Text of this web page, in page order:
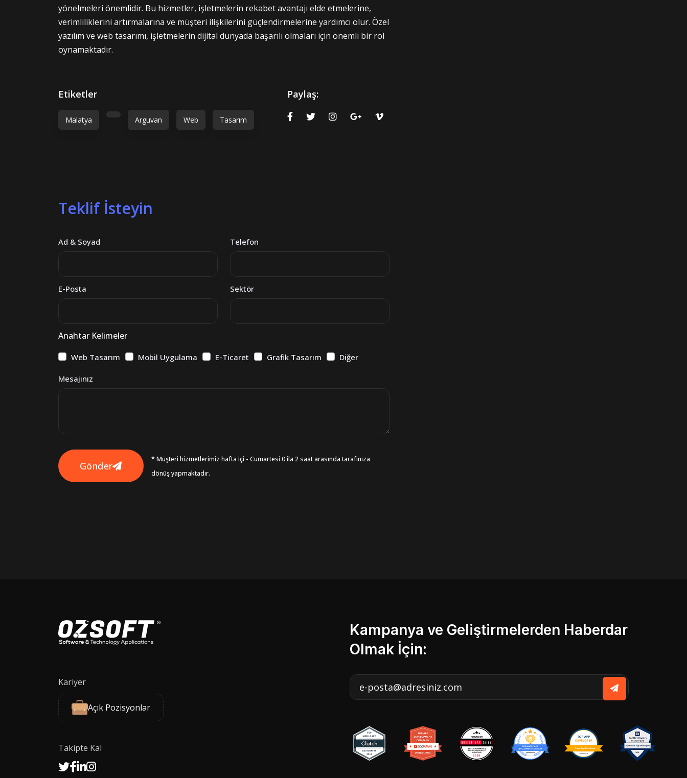
yönelmeleri önemlidir. Bu hizmetler, işletmelerin rekabet avantajı elde etmelerine,
verimliliklerini artırmalarına ve müşteri ilişkilerini güçlendirmelerine yardımcı olur. Özel
yazılım ve web tasarımı, işletmelerin dijital dünyada başarılı olmaları için önemli bir rol
oynamaktadır.
Etiketler
Malatya Arguvan Web Tasarım
Paylaş:
Teklif İsteyin
Ad & Soyad Telefon
E-Posta Sektör
Anahtar Kelimeler
Web Tasarım Mobil Uygulama E-Ticaret Grafik Tasarım Diğer
Mesajınız
Gönder
* Müşteri hizmetlerimiz hafta içi - Cumartesi 0 ila 2 saat arasında tarafınıza
dönüş yapmaktadır.
Kariyer
Açık Pozisyonlar
Takipte Kal
Kampanya ve Geliştirmelerden Haberdar
Olmak İçin: